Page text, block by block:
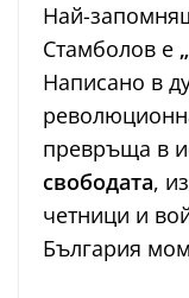
Най-
Стамболов е
Написано в
превръща в
свободата,
четници и
България